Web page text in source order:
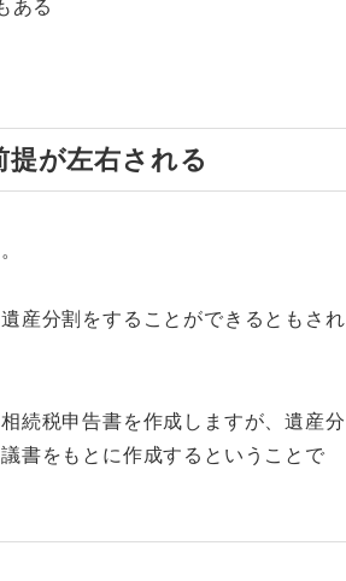
ある
が左右される
産分割をすることができるともされ
続税申告書を作成しますが、遺産分
書をもとに作成するということで